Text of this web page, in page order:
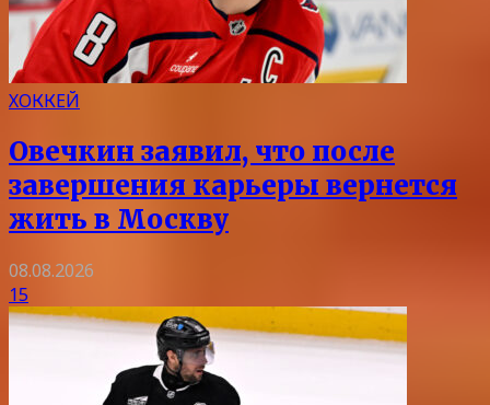
ХОККЕЙ
Овечкин заявил, что после
завершения карьеры вернется
жить в Москву
08.08.2026
15